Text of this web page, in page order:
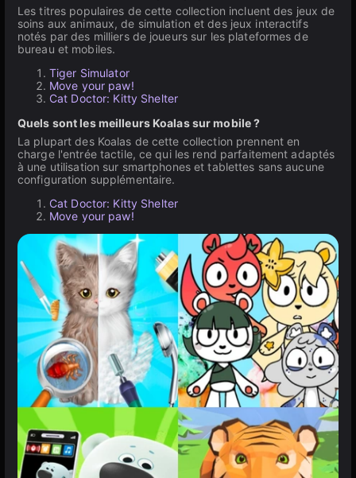
Les titres populaires de cette collection incluent des jeux de
soins aux animaux, de simulation et des jeux interactifs
notés par des milliers de joueurs sur les plateformes de
bureau et mobiles.
Tiger Simulator
Move your paw!
Cat Doctor: Kitty Shelter
Quels sont les meilleurs Koalas sur mobile ?
La plupart des Koalas de cette collection prennent en
charge l'entrée tactile, ce qui les rend parfaitement adaptés
à une utilisation sur smartphones et tablettes sans aucune
configuration supplémentaire.
Cat Doctor: Kitty Shelter
Move your paw!